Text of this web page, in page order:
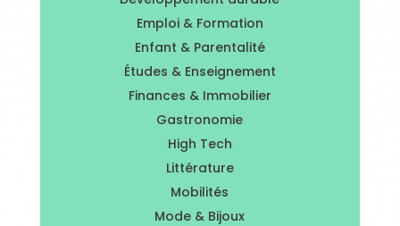
Emploi & Formation
Enfant & Parentalité
Études & Enseignement
Finances & Immobilier
Gastronomie
High Tech
Littérature
Mobilités
Mode & Bijoux